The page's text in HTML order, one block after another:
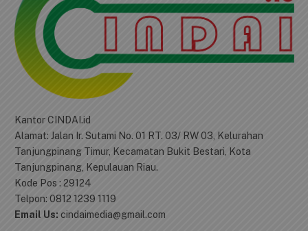
Kantor CINDAI.id
Alamat: Jalan Ir. Sutami No. 01 RT. 03/ RW 03, Kelurahan
Tanjungpinang Timur, Kecamatan Bukit Bestari, Kota
Tanjungpinang, Kepulauan Riau.
Kode Pos : 29124
Telpon: 0812 1239 1119
Email Us: cindaimedia@gmail.com